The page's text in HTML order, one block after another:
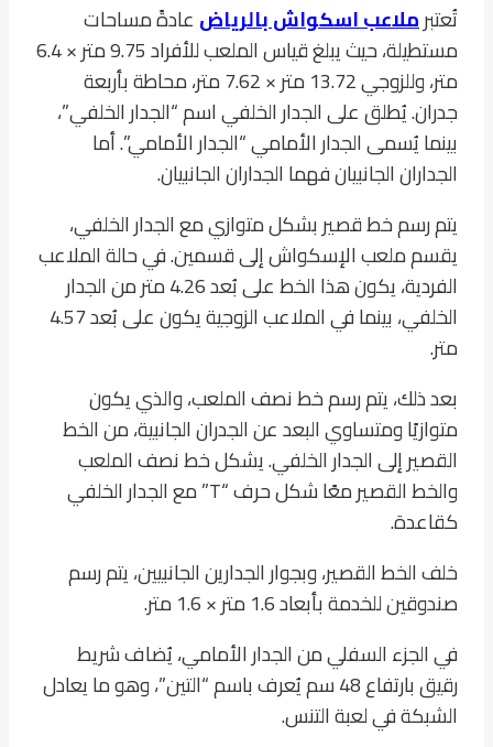
تُعتبرملاعب اسكواش بالرياض عادةً مساحات
مستطيلة، حيث يبلغ قياس الملعب للأفراد 9.75 متر × 6.4
متر، وللزوجي 13.72 متر × 7.62 متر، محاطة بأربعة
جدران. يُطلق على الجدار الخلفي اسم “الجدار الخلفي”،
بينما يُسمى الجدار الأمامي “الجدار الأمامي”. أما
الجداران الجانبيان فهما الجداران الجانبيان.
يتم رسم خط قصير بشكل متوازي مع الجدار الخلفي،
يقسم ملعب الإسكواش إلى قسمين. في حالة الملاعب
الفردية، يكون هذا الخط على بُعد 4.26 متر من الجدار
الخلفي، بينما في الملاعب الزوجية يكون على بُعد 4.57
متر.
بعد ذلك، يتم رسم خط نصف الملعب، والذي يكون
متوازيًا ومتساوي البعد عن الجدران الجانبية، من الخط
القصير إلى الجدار الخلفي. يشكل خط نصف الملعب
والخط القصير معًا شكل حرف “T” مع الجدار الخلفي
كقاعدة.
خلف الخط القصير، وبجوار الجدارين الجانبيين، يتم رسم
صندوقين للخدمة بأبعاد 1.6 متر × 1.6 متر.
في الجزء السفلي من الجدار الأمامي، يُضاف شريط
رقيق بارتفاع 48 سم يُعرف باسم “التين”، وهو ما يعادل
الشبكة في لعبة التنس.